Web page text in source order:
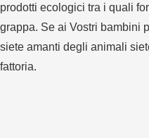
prodotti ecologici tra i quali
grappa. Se ai Vostri bambini
siete amanti degli animali
fattoria.